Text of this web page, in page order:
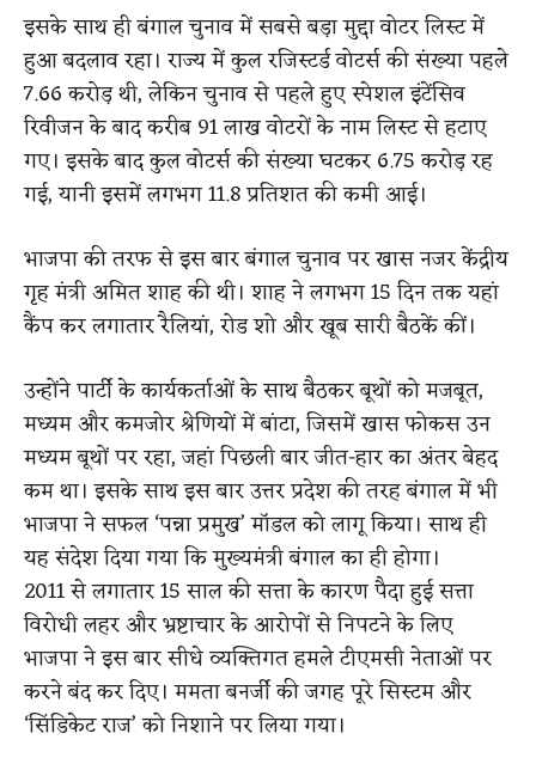
इसके साथ ही बंगाल चुनाव में सबसे बड़ा मुद्दा वोटर लिस्ट में
हुआ बदलाव रहा। राज्य में कुल रजिस्टर्ड वोटर्स की संख्या पहले
7.66 करोड़ थी, लेकिन चुनाव से पहले हुए स्पेशल इंटेंसिव
रिवीजन के बाद करीब 91 लाख वोटरों के नाम लिस्ट से हटाए
गए। इसके बाद कुल वोटर्स की संख्या घटकर 6.75 करोड़ रह
गई, यानी इसमें लगभग 11.8 प्रतिशत की कमी आई।
भाजपा की तरफ से इस बार बंगाल चुनाव पर खास नजर केंद्रीय
गृह मंत्री अमित शाह की थी। शाह ने लगभग 15 दिन तक यहां
कैंप कर लगातार रैलियां, रोड शो और खूब सारी बैठकें कीं।
उन्होंने पार्टी के कार्यकर्ताओं के साथ बैठकर बूथों को मजबूत,
मध्यम और कमजोर श्रेणियों में बांटा, जिसमें खास फोकस उन
मध्यम बूथों पर रहा, जहां पिछली बार जीत-हार का अंतर बेहद
कम था। इसके साथ इस बार उत्तर प्रदेश की तरह बंगाल में भी
भाजपा ने सफल ‘पन्ना प्रमुख’ मॉडल को लागू किया। साथ ही
यह संदेश दिया गया कि मुख्यमंत्री बंगाल का ही होगा।
2011 से लगातार 15 साल की सत्ता के कारण पैदा हुई सत्ता
विरोधी लहर और भ्रष्टाचार के आरोपों से निपटने के लिए
भाजपा ने इस बार सीधे व्यक्तिगत हमले टीएमसी नेताओं पर
करने बंद कर दिए। ममता बनर्जी की जगह पूरे सिस्टम और
‘सिंडिकेट राज’ को निशाने पर लिया गया।